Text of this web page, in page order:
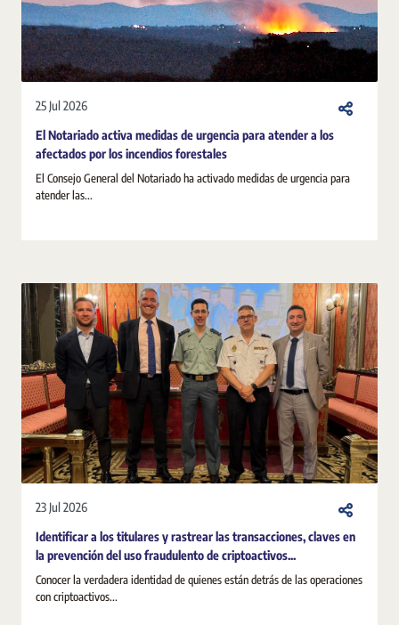
25 Jul 2026
El Notariado activa medidas de urgencia para atender a los
afectados por los incendios forestales
El Consejo General del Notariado ha activado medidas de urgencia para
atender las...
23 Jul 2026
Identificar a los titulares y rastrear las transacciones, claves en
la prevención del uso fraudulento de criptoactivos...
Conocer la verdadera identidad de quienes están detrás de las operaciones
con criptoactivos...